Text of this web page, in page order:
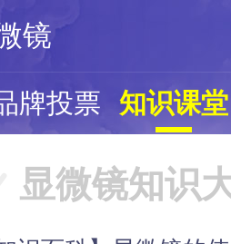
镜
牌投票 知识课堂
显微镜知识